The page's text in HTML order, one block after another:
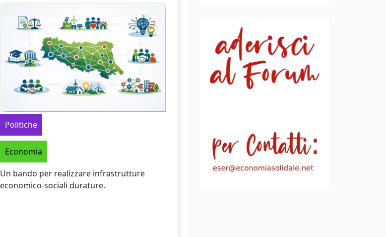
Politiche
Economia
Un bando per realizzare infrastrutture
economico-sociali durature.